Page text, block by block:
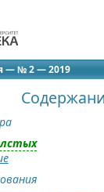
— № 2 — 2019